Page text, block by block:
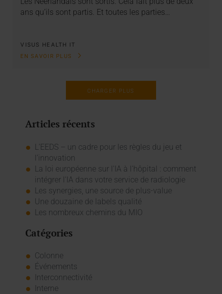
ans qu’ils sont partis. Et toutes les parties…
VISUS HEALTH IT
EN SAVOIR PLUS
CHARGER PLUS
Articles récents
L’EEDS – un cadre pour les règles du jeu et
l’innovation
La loi européenne sur l'IA à l'hôpital : comment
intégrer l'IA dans votre service de radiologie
Les synergies, une source de plus-value
Une douzaine de labels qualité
Les nombreux chemins du MIO
Catégories
Colonne
Événements
Interconnectivité
Interne